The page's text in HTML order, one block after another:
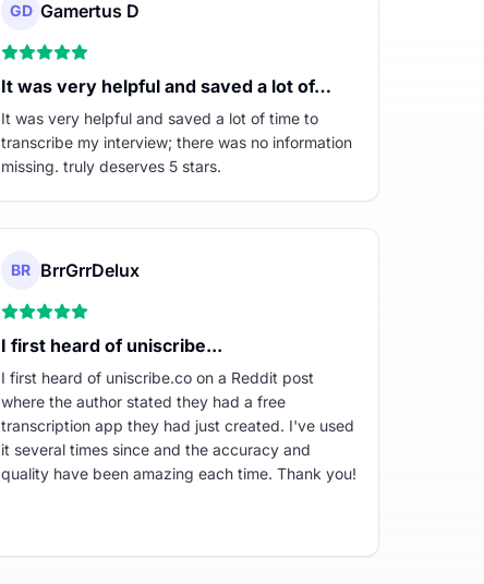
GD Gamertus D
It was very helpful and saved a lot of…
It was very helpful and saved a lot of time to
transcribe my interview; there was no information
missing. truly deserves 5 stars.
BR BrrGrrDelux
I first heard of uniscribe...
I first heard of uniscribe.co on a Reddit post
where the author stated they had a free
transcription app they had just created. I've used
it several times since and the accuracy and
quality have been amazing each time. Thank you!